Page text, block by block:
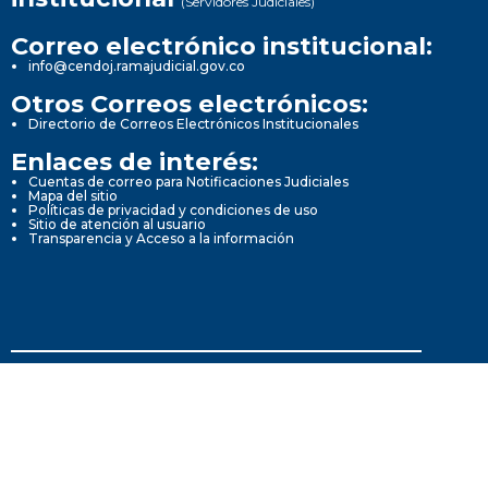
Correo electrónico institucional:
info@cendoj.ramajudicial.gov.co
Otros Correos electrónicos:
Directorio de Correos Electrónicos Institucionales
Enlaces de interés:
Cuentas de correo para Notificaciones Judiciales
Mapa del sitio
Políticas de privacidad y condiciones de uso
Sitio de atención al usuario
Transparencia y Acceso a la información